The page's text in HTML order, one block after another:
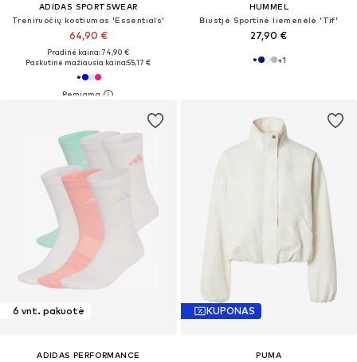
ADIDAS SPORTSWEAR
Treniruočių kostiumas 'Essentials'
64,90 €
Pradinė kaina: 74,90 €
Paskutinė mažiausia kaina:55,17 €
HUMMEL
Biustjė Sportinė liemenėlė 'Tif'
27,90 €
+1
6 vnt. pakuotė
ADIDAS PERFORMANCE
KUPONAS
PUMA